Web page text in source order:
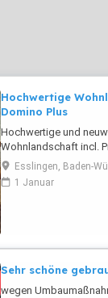
Hochwertige
Domino Plus
Hochwertige und
Wohnlandschaft incl.
Fleckenschutz, Farbe
190 cm,
Einzelsitze,
Esslingen, Baden-
1 Januar
Sehr schöne
wegen